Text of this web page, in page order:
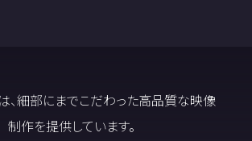
、細部にまでこだわった高品質な映像
制作を提供しています。